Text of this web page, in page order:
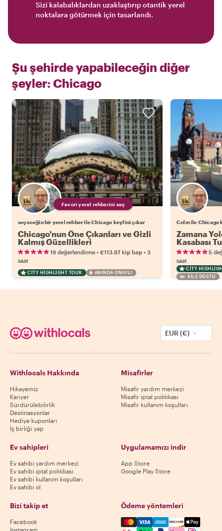
Sizi kalabalıklardan uzaklaştırıp otantik yerel
noktalara götürmek için tasarlandı.
Şu şehirde yapabileceğin diğer
şeyler: Chicago
Favori yerel rehberini seç
seçeceğin bir yerel rehber ile Chicago keyfini çıkar
Chicago'nun Öne Çıkanları ve Gizli
Kalmış Güzellikleri
19 değerlendirme • €113.97 kişi başı • 3
saat
CITY HIGHLIGHT TOUR ANINDA ONAYLI
Colm ile Chicago
Zamana
Kasabası
5
saat
CITY
AILE DOSTU
EUR (€)
Withlocals Hakkında
Hikayemiz
Kariyer
Sürdürülebilirlik
Destinasyonlar
Hediye kuponları
İş birliği yap
Misafirler
Misafir yardım merkezi
Misafir iptal politikası
Misafir kullanım koşulları
Ev sahipleri
Ev sahibi yardım merkezi
Ev sahibi iptal politikası
Ev sahibi kullanım koşulları
Ev sahibi ol
Uygulamamızı indir
App Store
Google Play Store
Bizi takip et
Facebook
Instagram
Ödeme yöntemleri
Mastercard, Visa, Amex,